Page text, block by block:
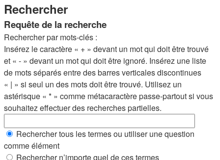
Rechercher
Requête de la recherche
Rechercher par mots-clés :
Insérez le caractère « + » devant un mot qui doit être trouvé
et « - » devant un mot qui doit être ignoré. Insérez une liste
de mots séparés entre des barres verticales discontinues
« | » si seul un des mots doit être trouvé. Utilisez un
astérisque « * » comme métacaractère passe-partout si vous
souhaitez effectuer des recherches partielles.
Rechercher tous les termes ou utiliser une question
comme élément
Rechercher n’importe quel de ces termes